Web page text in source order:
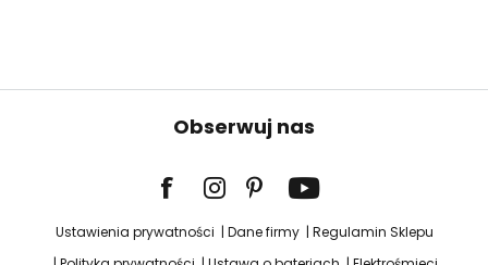
Obserwuj nas
Ustawienia prywatności Dane firmy
Regulamin Sklepu